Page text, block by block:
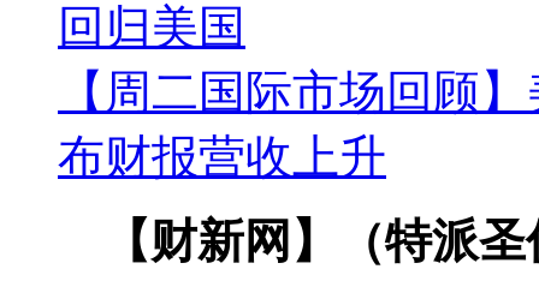
回归美国
【周二国际市场回顾
布财报营收上升
【财新网】（特派